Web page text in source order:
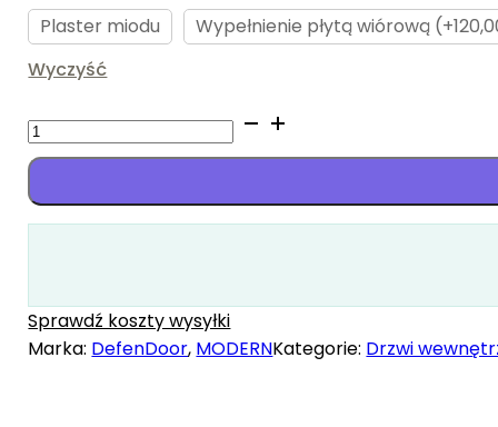
Plaster miodu
Wypełnienie płytą wiórową
Wyczyść
ilość
Intero
Sprawdź koszty wysyłki
Marka: DefenDoor, MODERNKategorie: Drzwi